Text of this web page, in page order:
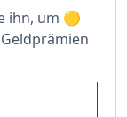
ihn, um